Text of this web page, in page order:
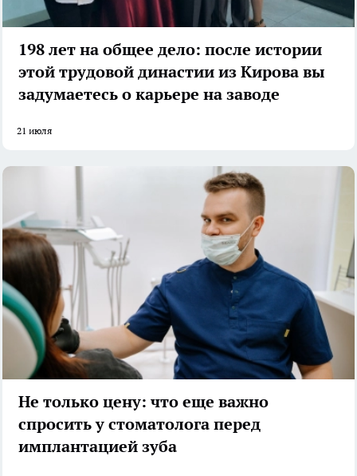
198 лет на общее дело: после истории
этой трудовой династии из Кирова вы
задумаетесь о карьере на заводе
21 июля
Не только цену: что еще важно
спросить у стоматолога перед
имплантацией зуба